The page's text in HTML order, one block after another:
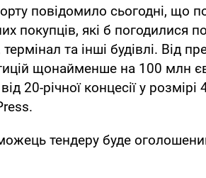
повідомило сьогодні, що
покупців, які б погодилися
та інші будівлі. Від
щонайменше на 100 млн
20-річної концесії у
тендеру буде